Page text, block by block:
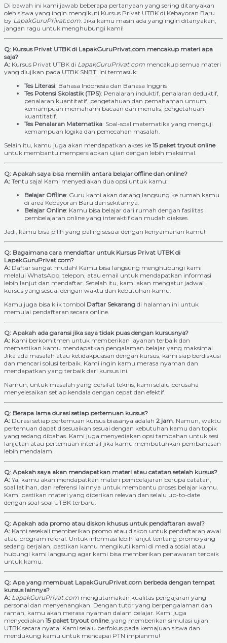
Di bawah ini kami jawab beberapa pertanyaan yang sering ditanyakan
oleh siswa yang ingin mengikuti Kursus Privat UTBK di Kebayoran Baru
by LapakGuruPrivat.com . Jika kamu masih ada yang ingin ditanyakan,
jangan ragu untuk menghubungi kami!
Q: Kursus Privat UTBK di LapakGuruPrivat.com mencakup materi apa
saja?
A: Kursus Privat UTBK di LapakGuruPrivat.com mencakup semua materi
yang diujikan pada UTBK SNBT. Ini termasuk:
Tes Literasi: Bahasa Indonesia dan Bahasa Inggris
Tes Potensi Skolastik (TPS): Penalaran induktif, penalaran deduktif,
penalaran kuantitatif, pengetahuan dan pemahaman umum,
kemampuan memahami bacaan dan menulis, pengetahuan
kuantitatif.
Tes Penalaran Matematika: Soal-soal matematika yang menguji
kemampuan logika dan pemecahan masalah.
Selain itu, kamu juga akan mendapatkan akses ke 15 paket tryout online
untuk membantu mempersiapkan ujian dengan lebih maksimal.
Q: Apakah saya bisa memilih antara belajar offline dan online?
A: Tentu saja! Kami menyediakan dua opsi untuk kamu:
Belajar Offline: Guru kami akan datang langsung ke rumah kamu
di area Kebayoran Baru dan sekitarnya.
Belajar Online: Kamu bisa belajar dari rumah dengan fasilitas
pembelajaran online yang interaktif dan mudah diakses.
Jadi, kamu bisa pilih yang paling sesuai dengan kenyamanan kamu!
Q: Bagaimana cara mendaftar untuk Kursus Privat UTBK di
LapakGuruPrivat.com?
A: Daftar sangat mudah! Kamu bisa langsung menghubungi kami
melalui WhatsApp, telepon, atau email untuk mendapatkan informasi
lebih lanjut dan mendaftar. Setelah itu, kami akan mengatur jadwal
kursus yang sesuai dengan waktu dan kebutuhan kamu.
Kamu juga bisa klik tombol Daftar Sekarang di halaman ini untuk
memulai pendaftaran secara online.
Q: Apakah ada garansi jika saya tidak puas dengan kursusnya?
A: Kami berkomitmen untuk memberikan layanan terbaik dan
memastikan kamu mendapatkan pengalaman belajar yang maksimal.
Jika ada masalah atau ketidakpuasan dengan kursus, kami siap berdiskusi
dan mencari solusi terbaik. Kami ingin kamu merasa nyaman dan
mendapatkan yang terbaik dari kursus ini.
Namun, untuk masalah yang bersifat teknis, kami selalu berusaha
menyelesaikan setiap kendala dengan cepat dan efektif.
Q: Berapa lama durasi setiap pertemuan kursus?
A: Durasi setiap pertemuan kursus biasanya adalah 2 jam . Namun, waktu
pertemuan dapat disesuaikan sesuai dengan kebutuhan kamu dan topik
yang sedang dibahas. Kami juga menyediakan opsi tambahan untuk sesi
lanjutan atau pertemuan intensif jika kamu membutuhkan pembahasan
lebih mendalam.
Q: Apakah saya akan mendapatkan materi atau catatan setelah kursus?
A: Ya, kamu akan mendapatkan materi pembelajaran berupa catatan,
soal latihan, dan referensi lainnya untuk membantu proses belajar kamu.
Kami pastikan materi yang diberikan relevan dan selalu up-to-date
dengan soal-soal UTBK terbaru.
Q: Apakah ada promo atau diskon khusus untuk pendaftaran awal?
A: Kami sesekali memberikan promo atau diskon untuk pendaftaran awal
atau program referal. Untuk informasi lebih lanjut tentang promo yang
sedang berjalan, pastikan kamu mengikuti kami di media sosial atau
hubungi kami langsung agar kami bisa memberikan penawaran terbaik
untuk kamu.
Q: Apa yang membuat LapakGuruPrivat.com berbeda dengan tempat
kursus lainnya?
A: LapakGuruPrivat.com mengutamakan kualitas pengajaran yang
personal dan menyenangkan. Dengan tutor yang berpengalaman dan
ramah, kamu akan merasa nyaman dalam belajar. Kami juga
menyediakan 15 paket tryout online, yang memberikan simulasi ujian
UTBK secara nyata. Kami selalu berfokus pada kemajuan siswa dan
mendukung kamu untuk mencapai PTN impianmu!